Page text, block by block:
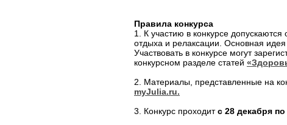
Правила конкурса
1. К участию в конкурсе
отдыха и релаксации. Основная
Участвовать в конкурсе могут
конкурсном разделе статей
2. Материалы, представленные на
myJulia.ru.
3. Конкурс проходитс 28 декабря